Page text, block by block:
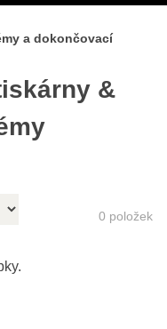
a dokončovací
&
0 položek